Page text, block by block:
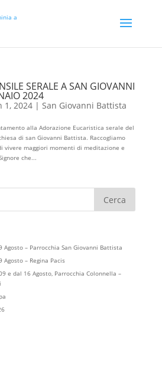
SERALE A SAN GIOVANNI
2024
1, 2024| San Giovanni Battista
alla Adorazione Eucaristica serale del
di san Giovanni Battista. Raccogliamo
vivere maggiori momenti di meditazione e
che...
– Parrocchia San Giovanni Battista
– Regina Pacis
e dal 16 Agosto, Parrocchia Colonnella –